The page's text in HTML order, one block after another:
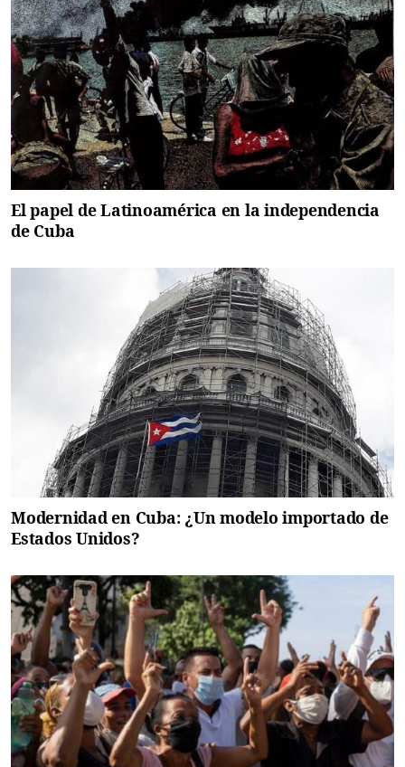
El papel de Latinoamérica en la independencia
de Cuba
Modernidad en Cuba: ¿Un modelo importado de
Estados Unidos?